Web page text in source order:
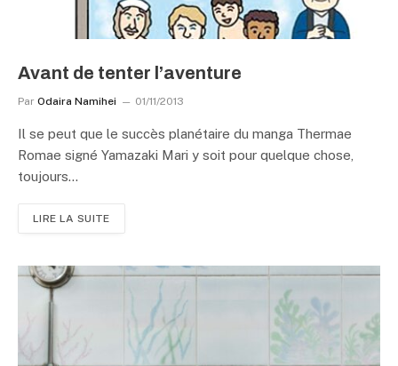
Avant de tenter l’aventure
Par Odaira Namihei 01/11/2013
Il se peut que le succès planétaire du manga Thermae
Romae signé Yamazaki Mari y soit pour quelque chose,
toujours…
LIRE LA SUITE